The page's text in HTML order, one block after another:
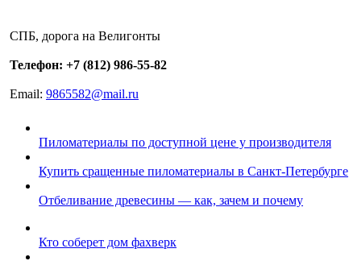
СПБ, дорога на Велигонты
Телефон: +7 (812) 986-55-82
Email: 9865582@mail.ru
Пиломатериалы по доступной цене у производителя
Купить сращенные пиломатериалы в Санкт-Петербурге
Отбеливание древесины — как, зачем и почему
Кто соберет дом фахверк